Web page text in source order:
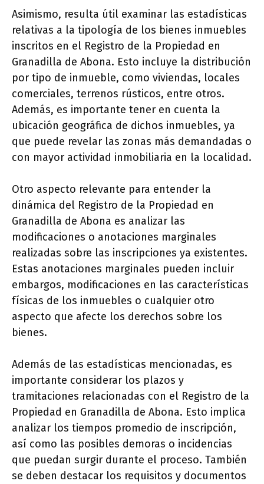
Asimismo, resulta útil examinar las estadísticas
relativas a la tipología de los bienes inmuebles
inscritos en el Registro de la Propiedad en
Granadilla de Abona. Esto incluye la distribución
por tipo de inmueble, como viviendas, locales
comerciales, terrenos rústicos, entre otros.
Además, es importante tener en cuenta la
ubicación geográfica de dichos inmuebles, ya
que puede revelar las zonas más demandadas o
con mayor actividad inmobiliaria en la localidad.
Otro aspecto relevante para entender la
dinámica del Registro de la Propiedad en
Granadilla de Abona es analizar las
modificaciones o anotaciones marginales
realizadas sobre las inscripciones ya existentes.
Estas anotaciones marginales pueden incluir
embargos, modificaciones en las características
físicas de los inmuebles o cualquier otro
aspecto que afecte los derechos sobre los
bienes.
Además de las estadísticas mencionadas, es
importante considerar los plazos y
tramitaciones relacionadas con el Registro de la
Propiedad en Granadilla de Abona. Esto implica
analizar los tiempos promedio de inscripción,
así como las posibles demoras o incidencias
que puedan surgir durante el proceso. También
se deben destacar los requisitos y documentos